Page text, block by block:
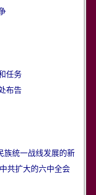
任务
布告
族统一战线发展的新
共扩大的六中全会